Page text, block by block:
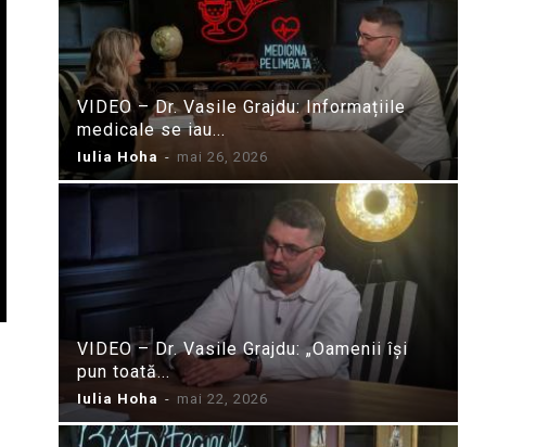
VIDEO – Dr. Vasile Grajdu: Informațiile
medicale se iau...
Iulia Hoha - mai 26, 2026
VIDEO – Dr. Vasile Grajdu: „Oamenii își
pun toată...
Iulia Hoha - mai 22, 2026